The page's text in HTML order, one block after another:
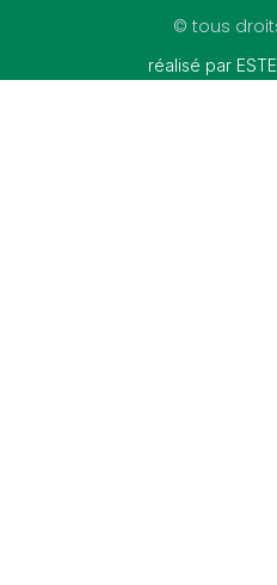
© tous
réalisé par